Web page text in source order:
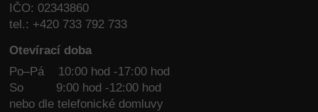
IČO: 02343860
tel.: +420 733 792 733
Otevírací doba
Po–Pá 10:00 hod -17:00 hod
So
9:00 hod -12:00 hod
nebo dle telefonické domluvy